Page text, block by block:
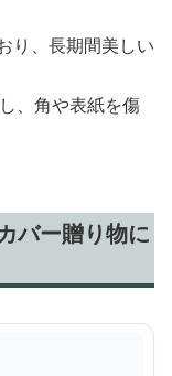
り、長期間美しい
、角や表紙を傷
バー贈り物に